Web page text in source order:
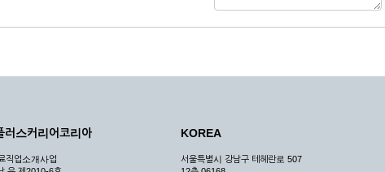
사가 정한 제반 사항을 위반하며 신청하는 경우
점검, 교체 및 고장, 기술적인 이유, 국가비상사태, 정전, 서비스 설비의 장애, 서비
회사는 서비스를 제공할 수 없는 합당한 사유가 발생한 경우
러스커리어코리아
직업소개사업
KOREA
서울특별시 강남구 테헤란로 507